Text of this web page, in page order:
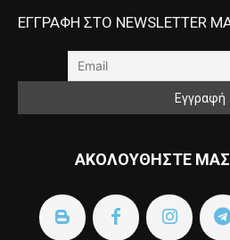
ΕΓΓΡΑΦΗ ΣΤΟ NEWSLETTER
ΑΚΟΛΟΥΘΗΣΤΕ ΜΑΣ